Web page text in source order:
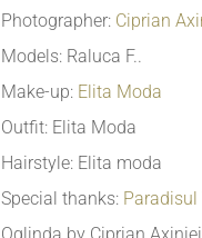
Photographer: Ciprian
Models: Raluca F..
Make-up: Elita Moda
Outfit: Elita Moda
Hairstyle: Elita moda
Special thanks: Paradisul